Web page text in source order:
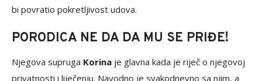
bi povratio pokretljivost udova.
PORODICA NE DA DA MU SE PRIĐE!
Njegova supruga Korina je glavna kada je riječ o njegovoj
privatnosti i liječenju. Navodno je svakodnevno sa njim, a